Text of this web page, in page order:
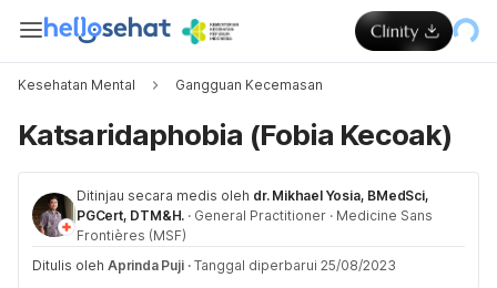
Kesehatan Mental Gangguan Kecemasan
Katsaridaphobia (Fobia Kecoak)
Ditinjau secara medis oleh dr. Mikhael Yosia, BMedSci,
PGCert, DTM&H. · General Practitioner · Medicine Sans
Frontières (MSF)
Ditulis oleh Aprinda Puji · Tanggal diperbarui 25/08/2023